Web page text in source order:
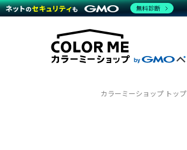
商材一覧を見る
機能一覧を見る
料金
プラン・料金一覧を見る
事例
運営サポート
サポート一覧を見る
カラーミーショップ トップ
無料診断